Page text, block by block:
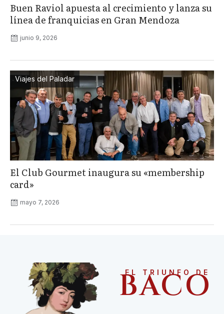
Buen Raviol apuesta al crecimiento y lanza su
línea de franquicias en Gran Mendoza
junio 9, 2026
Viajes del Paladar
El Club Gourmet inaugura su «membership
card»
mayo 7, 2026
EL TRIUNFO DE
BACO